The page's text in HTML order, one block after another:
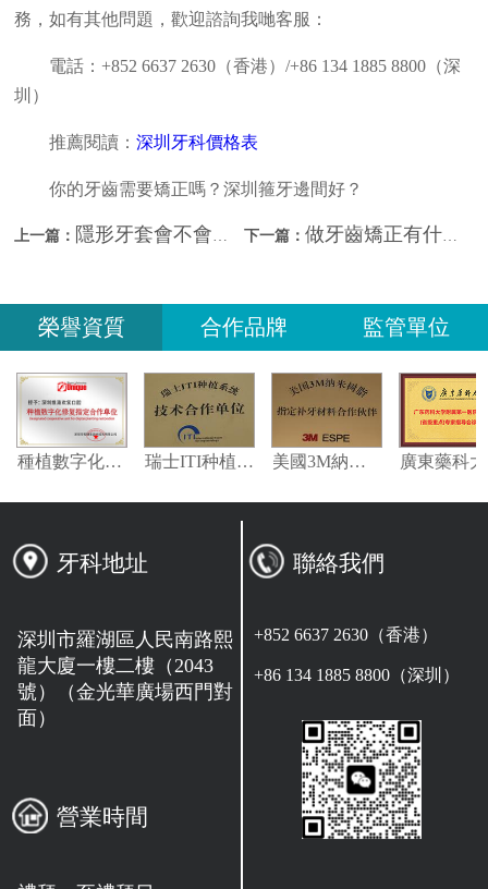
務，如有其他問題，歡迎諮詢我哋客服：
電話：+852 6637 2630（香港）/+86 134 1885 8800（深
圳）
推薦閱讀：深圳牙科價格表
你的牙齒需要矯正嗎？深圳箍牙邊間好？
上一篇： 隱形牙套會不會讓牙齦發炎？深圳睇牙哪間好？ 下一篇： 做牙齒矯正有什麼注意事項嗎？深圳牙齒矯正幾錢？
榮譽資質 合作品牌 監管單位
瑞士ITI种植系统技术合作单位
牙科地址
深圳市羅湖區人民南路熙
龍大廈一樓二樓（2043
號）（金光華廣場西門對
面）
營業時間
聯絡我們
+852 6637 2630（香港）
+86 134 1885 8800（深圳）